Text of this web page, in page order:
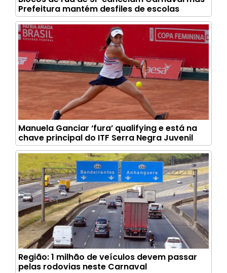
Prefeitura mantém desfiles de escolas
Manuela Ganciar ‘fura’ qualifying e está na
chave principal do ITF Serra Negra Juvenil
Região: 1 milhão de veículos devem passar
pelas rodovias neste Carnaval